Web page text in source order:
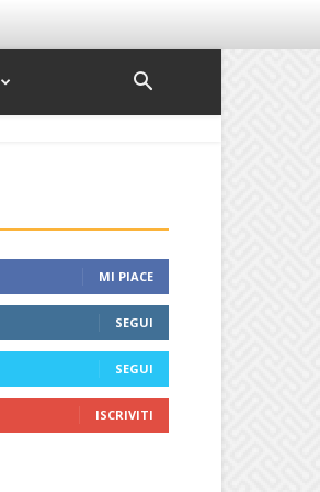
MI PIACE
SEGUI
SEGUI
ISCRIVITI